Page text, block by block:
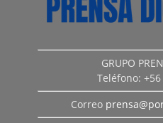
GRUPO
Teléfono:
Correo